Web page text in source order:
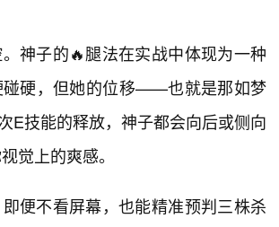
神子的🔥腿法在实战中体现为一种
碰硬，但她的位移——也就是那如梦
E技能的释放，神子都会向后或侧向
觉上的爽感。
便不看屏幕，也能精准预判三株杀